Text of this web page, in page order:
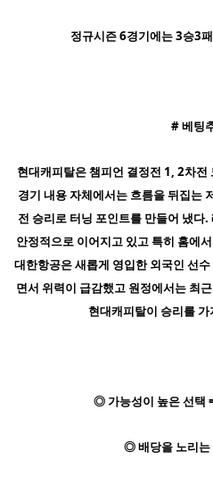
정규시즌 6경기에는 3승3
# 베팅
현대캐피탈은 챔피언 결정전 1, 2차
경기 내용 자체에서는 흐름을 뒤집는
전 승리로 터닝 포인트를 만들어 냈다
안정적으로 이어지고 있고 특히 홈에
대한항공은 새롭게 영입한 외국인 선
면서 위력이 급감했고 원정에서는 최
현대캐피탈이 승리를
◎ 가능성이 높은 선택
◎ 배당을 노리는